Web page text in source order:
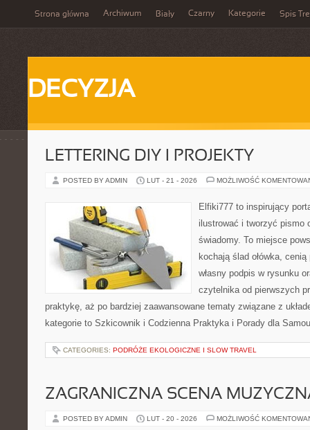
Strona główna Archiwum Biały Czarny Kategorie Spis
DECYZJA
LETTERING DIY I PROJEKTY
POSTED BY ADMIN LUT - 21 - 2026 MOŻLIWOŚĆ
Elfiki777 to inspirujący
ilustrować i tworzyć pismo
świadomy. To miejsce
kochają ślad ołówka,
własny podpis w rysunku
czytelnika od pierwszych
praktykę, aż po bardziej zaawansowane tematy związane z
kategorie to Szkicownik i Codzienna Praktyka i Porady dla
CATEGORIES: PODRÓŻE EKOLOGICZNE I SLOW TRAVEL
ZAGRANICZNA SCENA
POSTED BY ADMIN LUT - 20 - 2026 MOŻLIWOŚĆ